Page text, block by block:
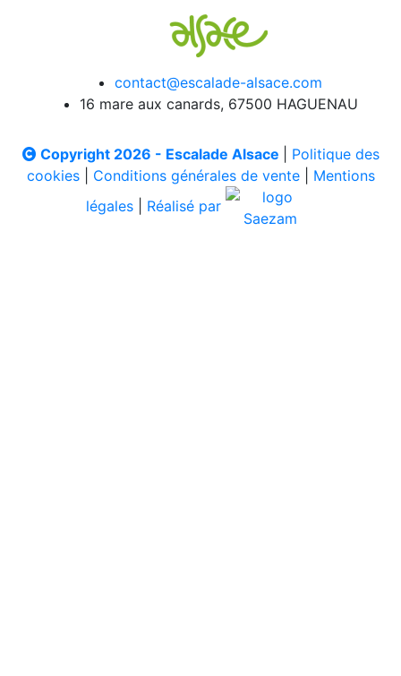
contact@escalade-alsace.com
16 mare aux canards, 67500 HAGUENAU
Copyright 2026 - Escalade Alsace
Politique des
cookies| Conditions générales de vente| Mentions
légales
Réalisé par